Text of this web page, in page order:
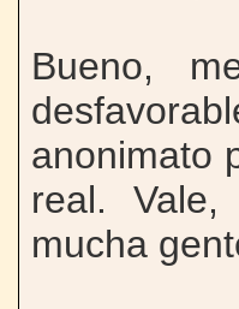
Bueno,
anonimato
real.
mucha